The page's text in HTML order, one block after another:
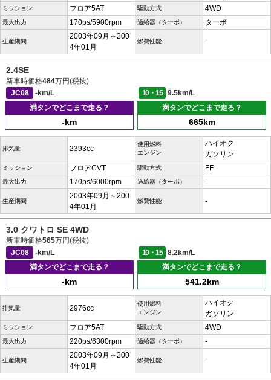
ミッション フロア5AT 駆動方式 4WD
最大出力 170ps/5900rpm 過給器（ターボ） ターボ
生産期間
2003年09月～200
4年01月
燃費性能 -
2.4SE
新車時価格484万円(税抜)
JC08
-km/L 10・15
9.5km/L
満タンでどこまで走る？
-km
満タンでどこまで走る？
665km
排気量 2393cc
使用燃料
エンジン
ハイオク
ガソリン
ミッション フロアCVT 駆動方式 FF
最大出力 170ps/6000rpm 過給器（ターボ） -
生産期間
2003年09月～200
4年01月
燃費性能 -
3.0 クワトロ SE 4WD
新車時価格565万円(税抜)
JC08
-km/L 10・15
8.2km/L
満タンでどこまで走る？
-km
満タンでどこまで走る？
541.2km
排気量 2976cc
使用燃料
エンジン
ハイオク
ガソリン
ミッション フロア5AT 駆動方式 4WD
最大出力 220ps/6300rpm 過給器（ターボ） -
生産期間
2003年09月～200
4年01月
燃費性能 -